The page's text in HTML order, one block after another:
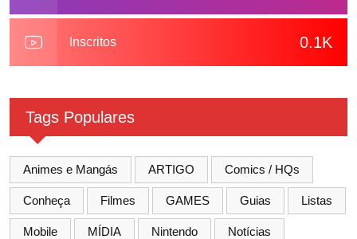
0.1K
Inscritos
Tags Populares
Animes e Mangás ARTIGO Comics / HQs
Conheça Filmes GAMES Guias Listas
Mobile MÍDIA Nintendo Notícias